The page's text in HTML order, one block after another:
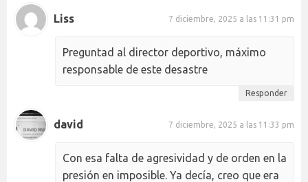
Liss 7 diciembre, 2025 a las 11:31 pm
Preguntad al director deportivo, máximo
responsable de este desastre
Responder
david 7 diciembre, 2025 a las 11:33 pm
Con esa falta de agresividad y de orden en la
presión en imposible. Ya decía, creo que era